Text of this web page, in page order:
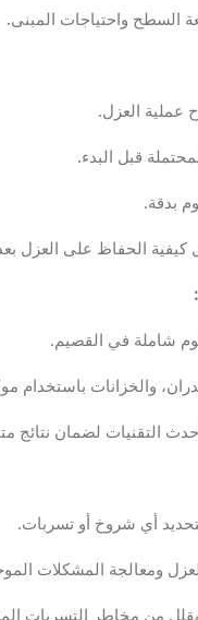
السطح واحتياجات المبنى.
عملية العزل.
قبل البدء.
بدقة.
الحفاظ على العزل بعد
:
شاملة في القصيم.
والخزانات باستخدام
التقنيات لضمان نتائج
أي شروخ أو تسربات.
ومعالجة المشكلات
من مخاطر التسربات